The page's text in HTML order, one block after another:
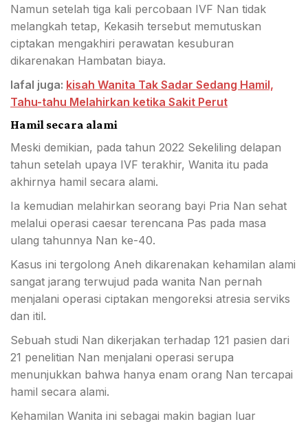
Namun setelah tiga kali percobaan IVF Nan tidak
melangkah tetap, Kekasih tersebut memutuskan
ciptakan mengakhiri perawatan kesuburan
dikarenakan Hambatan biaya.
lafal juga: kisah Wanita Tak Sadar Sedang Hamil,
Tahu-tahu Melahirkan ketika Sakit Perut
Hamil secara alami
Meski demikian, pada tahun 2022 Sekeliling delapan
tahun setelah upaya IVF terakhir, Wanita itu pada
akhirnya hamil secara alami.
Ia kemudian melahirkan seorang bayi Pria Nan sehat
melalui operasi caesar terencana Pas pada masa
ulang tahunnya Nan ke-40.
Kasus ini tergolong Aneh dikarenakan kehamilan alami
sangat jarang terwujud pada wanita Nan pernah
menjalani operasi ciptakan mengoreksi atresia serviks
dan itil.
Sebuah studi Nan dikerjakan terhadap 121 pasien dari
21 penelitian Nan menjalani operasi serupa
menunjukkan bahwa hanya enam orang Nan tercapai
hamil secara alami.
Kehamilan Wanita ini sebagai makin bagian luar